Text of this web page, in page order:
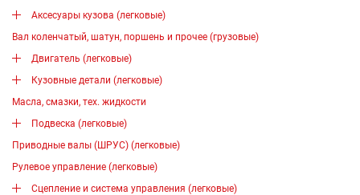
Аксесуары кузова (легковые)
Вал коленчатый, шатун, поршень и прочее (грузовые)
Двигатель (легковые)
Кузовные детали (легковые)
Масла, смазки, тех. жидкости
Подвеска (легковые)
Приводные валы (ШРУС) (легковые)
Рулевое управление (легковые)
Сцепление и система управления (легковые)